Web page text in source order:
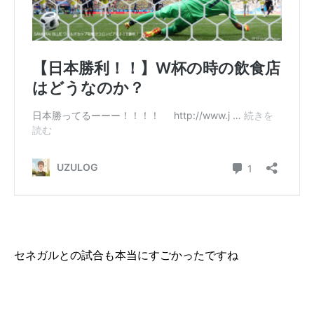
セネガルとの試合も本当にすごかったですね